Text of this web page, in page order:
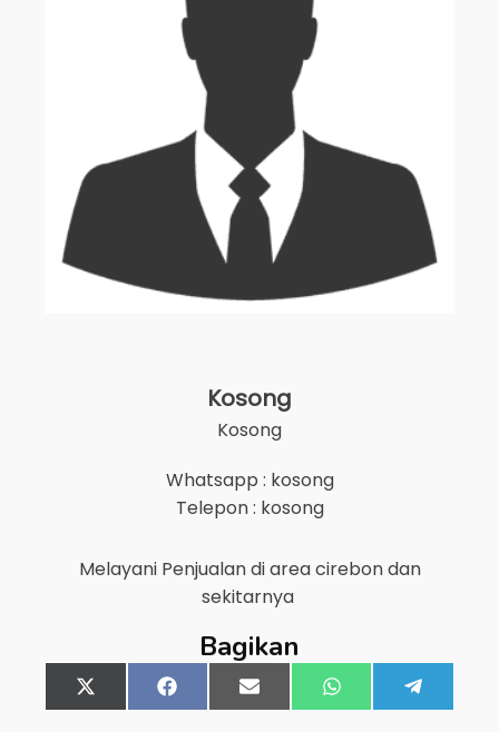
Kosong
Kosong
Whatsapp : kosong
Telepon : kosong
Melayani Penjualan di areacirebondan
sekitarnya
Bagikan
Share
on
X
(Twitter)
Share
on
FacebookShare
on
Email Share
on
WhatsApp
on